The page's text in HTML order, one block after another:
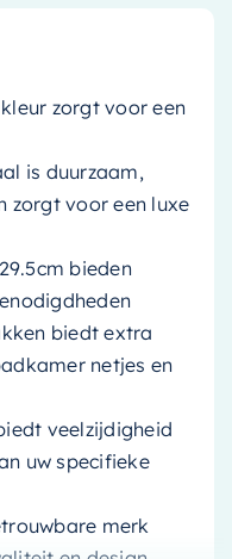
zorgt voor een
is duurzaam,
zorgt voor een luxe
bieden
biedt extra
netjes en
veelzijdigheid
uw specifieke
merk